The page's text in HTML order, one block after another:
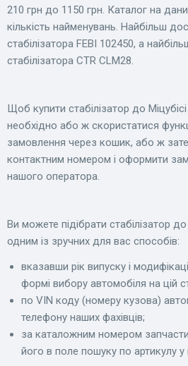
210 грн до 1150 грн. Каталог на
кількість найменувань. Найбільш
стабілізатора FEBI 102450, а
стабілізатора CTR CLM28.
Щоб купити стабілізатор до
необхідно або ж скористатися
замовлення через кошик, або ж
контактним номером і оформити
нашого оператора.
Ви можете підібрати стабілізатор
одним із зручних для вас способів:
вказавши рік випуску і
формі вибору автомобіля на цій
по VIN коду (номеру кузова)
телефону наших фахівців;
за каталожним номером
його в поле пошуку по артикулу у